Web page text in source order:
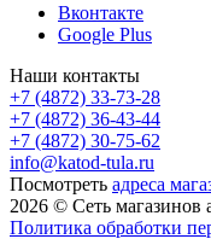
Вконтакте
Google Plus
Наши контакты
+7 (4872) 33-73-28
+7 (4872) 36-43-44
+7 (4872) 30-75-62
info@katod-tula.ru
Посмотреть адреса
2026 © Сеть магазинов
Политика обработки